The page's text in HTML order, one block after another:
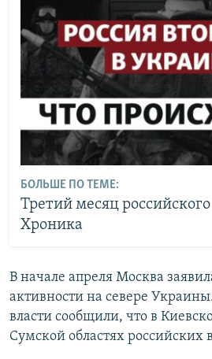
БОЛЬШЕ ПО ТЕМЕ:
Третий месяц
Хроника
В начале апреля Москва
активности на севере
власти сообщили, что в
Сумской областях российских